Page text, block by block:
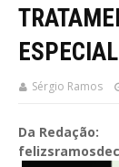
Sérgio Ramos
Da Redação: